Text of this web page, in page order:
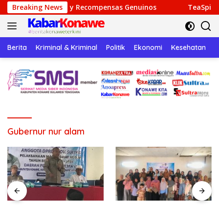
Langsung
ke
konten
Breaking News
y Recompensas Genuinos TeaSpin Gaming: Your
Berita Kriminal & Kriminal Politik Ekonomi Kesehatan
Gubernur nur alam